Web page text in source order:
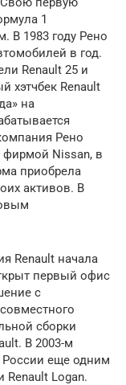
1
В 1983 году Рено
в год.
Renault 25 и
хэтчбек Renault
на
Рено
фирмой Nissan, в
приобрела
активов. В
Renault начала
первый офис
с
сборки
В 2003-м
России еще одним
Logan.